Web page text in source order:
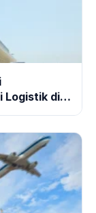
Logistik di